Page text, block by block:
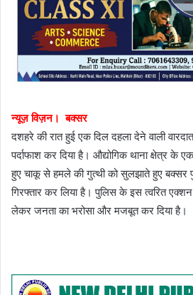
न्यूज़ विज़न। बक्सर
दशहरे की रात हुई एक दिल दहला देने वाली
पर्दाफाश कर दिया है। औद्योगिक थाना क्षेत्र के
हुए चाकू से हमले की गुत्थी को सुलझाते हुए बक्सर
गिरफ्तार कर लिया है। पुलिस के इस त्वरित
लेकर जनता का भरोसा और मजबूत कर दिया है।